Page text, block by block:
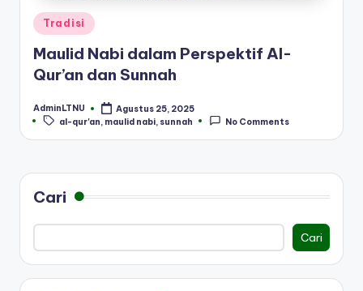
Posted
in
Tradisi
Maulid Nabi dalam Perspektif Al-
Qur’an dan Sunnah
Posted
by
AdminLTNU Agustus 25, 2025
Tags:
al-qur'an maulid nabi sunnah No Comments
Cari
Cari